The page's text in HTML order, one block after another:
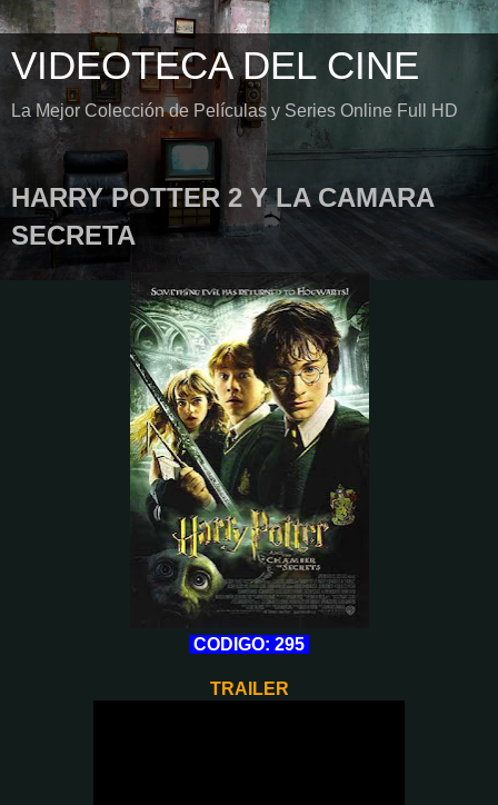
VIDEOTECA DEL CINE
La Mejor Colección de Películas y Series Online Full HD
HARRY POTTER 2 Y LA CAMARA
SECRETA
CODIGO: 295
TRAILER